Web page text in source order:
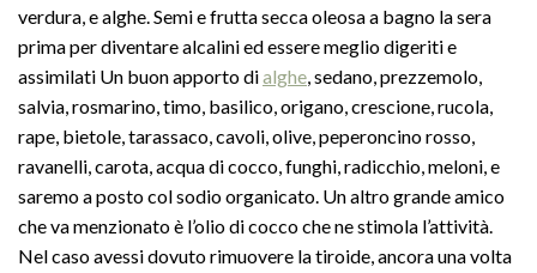
verdura, e alghe. Semi e frutta secca oleosa a bagno la sera
prima per diventare alcalini ed essere meglio digeriti e
assimilati Un buon apporto dialghe, sedano, prezzemolo,
salvia, rosmarino, timo, basilico, origano, crescione, rucola,
rape, bietole, tarassaco, cavoli, olive, peperoncino rosso,
ravanelli, carota, acqua di cocco, funghi, radicchio, meloni, e
saremo a posto col sodio organicato. Un altro grande amico
che va menzionato è l’olio di cocco che ne stimola l’attività.
Nel caso avessi dovuto rimuovere la tiroide, ancora una volta